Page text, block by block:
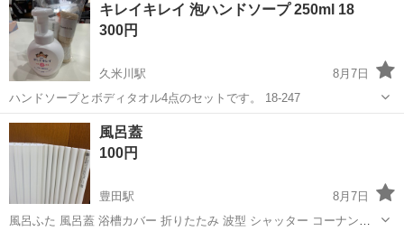
キレイキレイ 泡ハンドソープ 250ml 18
300円
久米川駅
8月7日
ハンドソープとボディタオル4点のセットです。 18-247
東京 東村山市 久米川駅
風呂蓋
100円
豊田駅
8月7日
風呂ふた 風呂蓋 浴槽カバー 折りたたみ 波型 シャッター コーナン